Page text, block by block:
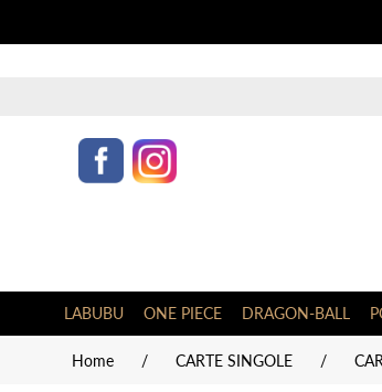
LABUBU ONE PIECE DRAGON-BALL
Home / CARTE SINGOLE /